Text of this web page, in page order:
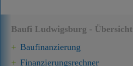
Baufi Ludwigsburg - Übersicht
Baufinanzierung
Finanzierungsrechner